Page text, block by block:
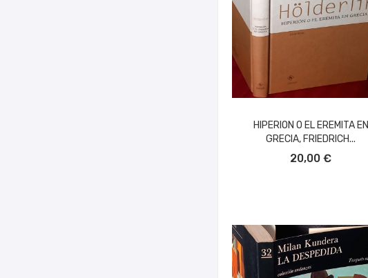
HIPERION O EL EREMITA EN
GRECIA, FRIEDRICH...
20,00 €